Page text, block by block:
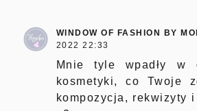
WINDOW OF FASHION BY
2022 22:33
Mnie tyle wpadły w
kosmetyki, co Twoje
kompozycja, rekwizyty